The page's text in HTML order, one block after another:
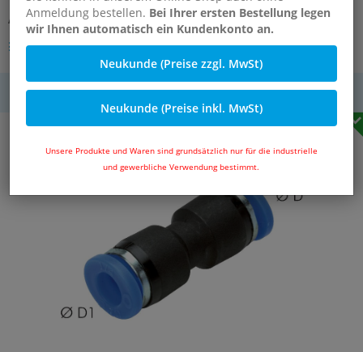
Anmeldung bestellen. Bei Ihrer ersten Bestellung legen
wir Ihnen automatisch ein Kundenkonto an.
Neukunde (Preise zzgl. MwSt)
Neukunde (Preise inkl. MwSt)
Unsere Produkte und Waren sind grundsätzlich nur für die industrielle
und gewerbliche Verwendung bestimmt.
Artikelnummer: IQSG 5/16
Andere Varianten des Artikels
MwSt.